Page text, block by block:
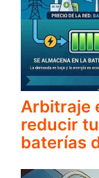
Arbitraje
reducir
baterías